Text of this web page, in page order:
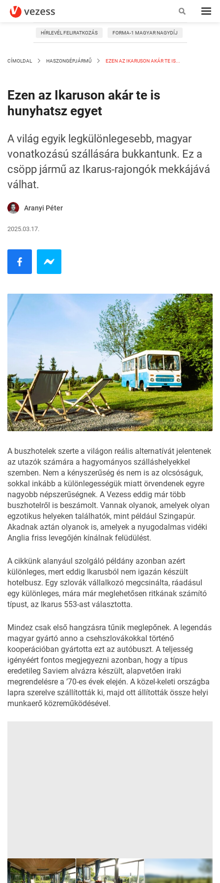
HÍRLEVÉL FELIRATKOZÁS FORMA-1 MAGYAR NAGYDÍJ
CÍMOLDAL HASZONGÉPJÁRMŰ EZEN AZ IKARUSON AKÁR TE IS...
Ezen az Ikaruson akár te is
hunyhatsz egyet
A világ egyik legkülönlegesebb, magyar
vonatkozású szállására bukkantunk. Ez a
csöpp jármű az Ikarus-rajongók mekkájává
válhat.
Aranyi Péter
2025.03.17.
A buszhotelek szerte a világon reális alternatívát jelentenek
az utazók számára a hagyományos szálláshelyekkel
szemben. Nem a kényszerűség és nem is az olcsóságuk,
sokkal inkább a különlegességük miatt örvendenek egyre
nagyobb népszerűségnek. A Vezess eddig már több
buszhotelről is beszámolt. Vannak olyanok, amelyek olyan
egzotikus helyeken találhatók, mint például Szingapúr.
Akadnak aztán olyanok is, amelyek a nyugodalmas vidéki
Anglia friss levegőjén kínálnak felüdülést.
A cikkünk alanyául szolgáló példány azonban azért
különleges, mert eddig Ikarusból nem igazán készült
hotelbusz. Egy szlovák vállalkozó megcsinálta, ráadásul
egy különleges, mára már meglehetősen ritkának számító
típust, az Ikarus 553-ast választotta.
Mindez csak első hangzásra tűnik meglepőnek. A legendás
magyar gyártó anno a csehszlovákokkal történő
kooperációban gyártotta ezt az autóbuszt. A teljesség
igényéért fontos megjegyezni azonban, hogy a típus
eredetileg Saviem alvázra készült, alapvetően iraki
megrendelésre a ’70-es évek elején. A közel-keleti országba
lapra szerelve szállították ki, majd ott állították össze helyi
munkaerő közreműködésével.